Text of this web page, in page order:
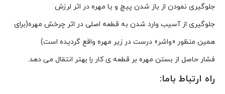
جلوگیری نمودن از باز شدن پیچ و یا مهره در اثر لرزش
جلوگیری از آسیب وارد شدن به قطعه اصلی در اثر چرخش مهره(برای
همین منظور «واشر» درست در زیر مهره واقع گردیده است)
فشار حاصل از بستن مهره بر قطعه ی كار را بهتر انتقال می دهد.
راه ارتباط باما: